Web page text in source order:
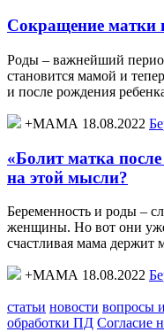
Сокращение матки
Роды – важнейший
становится мамой и
и после рождения
+МАМА 18.08.2022
«Болит матка
на этой мысли?
Беременность и роды –
женщины. Но вот они
счастливая мама
+МАМА 18.08.2022
статьи новости вопросы
обработки ПД Согласие